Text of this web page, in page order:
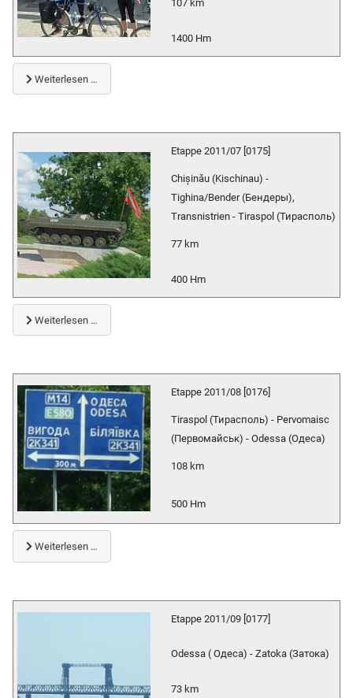
107 km
1400 Hm
Weiterlesen …
Etappe 2011/07 [0175]
Chișinău (Kischinau) -
Tighina/Bender (Бендеры),
Transnistrien - Tiraspol (Тирасполь)
77 km
400 Hm
Weiterlesen …
Etappe 2011/08 [0176]
Tiraspol (Тирасполь) - Pervomaisc
(Первомайськ) - Odessa (Одеса)
108 km
500 Hm
Weiterlesen …
Etappe 2011/09 [0177]
Odessa ( Одеса) - Zatoka (Затока)
73 km